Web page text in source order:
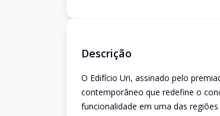
Descrição
O Edifício Uri, assinado pelo
contemporâneo que redefine o
funcionalidade em uma das